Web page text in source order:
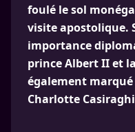
foulé le sol
visite apostolique.
importance
prince Albert II et
également
Charlotte